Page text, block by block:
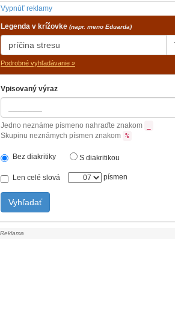
Vypnúť reklamy
Legenda v krížovke (napr. meno Eduarda)
Podrobné vyhľadávanie »
Vpisovaný výraz
Jedno neznáme písmeno nahraďte znakom
Skupinu neznámych písmen znakom %
Bez diakritiky S diakritikou
Len celé slová písmen
Vyhľadať